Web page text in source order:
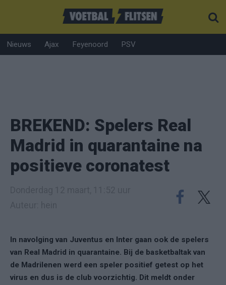
Nieuws Ajax Feyenoord PSV
BREKEND: Spelers Real
Madrid in quarantaine na
positieve coronatest
In navolging van Juventus en Inter gaan ook de spelers
van Real Madrid in quarantaine. Bij de basketbaltak van
de Madrilenen werd een speler positief getest op het
virus en dus is de club voorzichtig. Dit meldt onder